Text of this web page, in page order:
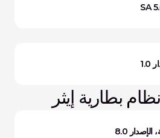
بطارية إيثر
8.0